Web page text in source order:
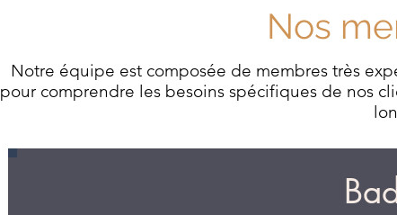
Nos
Notre équipe est composée de membres très
pour comprendre les besoins spécifiques de nos